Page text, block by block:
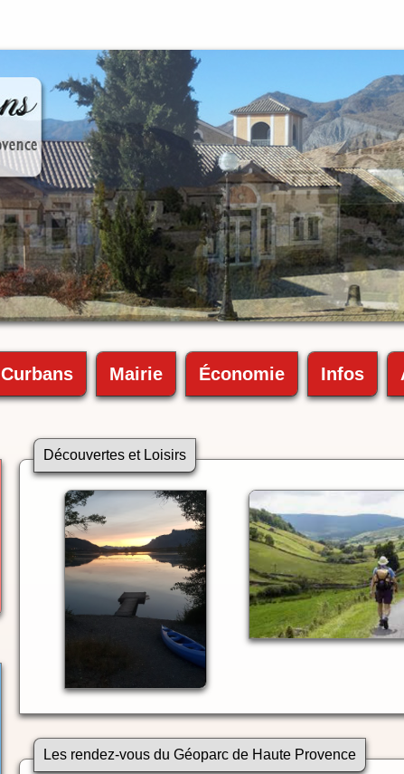
Curbans Mairie Économie Infos
Découvertes et Loisirs
Les rendez-vous du Géoparc de Haute Provence